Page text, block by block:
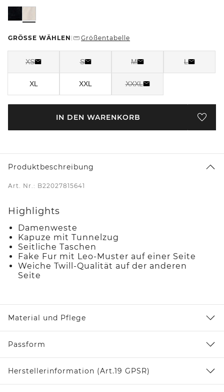
GRÖSSE WÄHLEN Größentabelle
XS S M L
XL XXL XXXL
IN DEN WARENKORB
Produktbeschreibung
Art. Nr.: B22027815641
Highlights
Damenweste
Kapuze mit Tunnelzug
Seitliche Taschen
Fake Fur mit Leo-Muster auf einer Seite
Weiche Twill-Qualität auf der anderen
Seite
Material und Pflege
Passform
Herstellerinformation (Art.19 GPSR)